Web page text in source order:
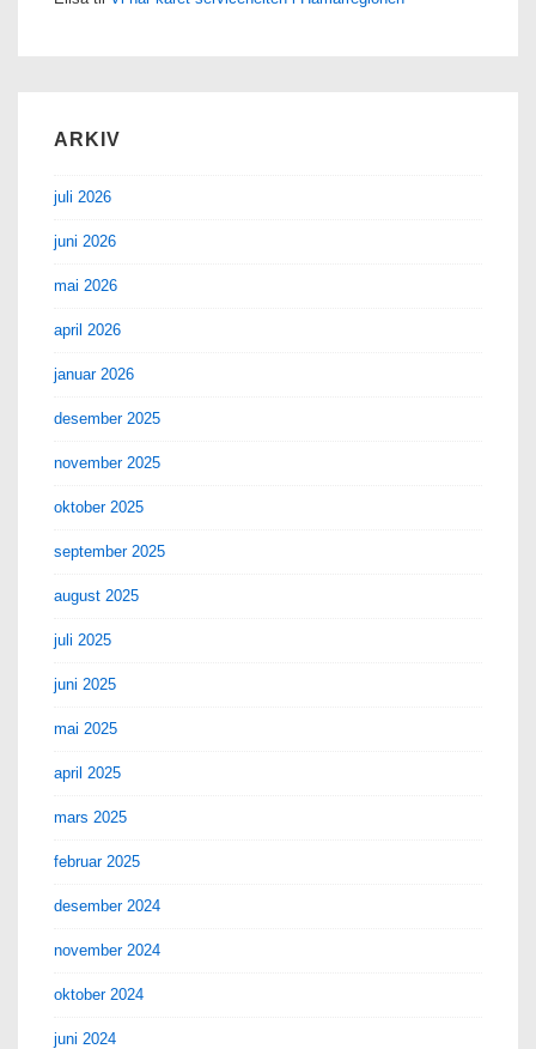
ARKIV
juli 2026
juni 2026
mai 2026
april 2026
januar 2026
desember 2025
november 2025
oktober 2025
september 2025
august 2025
juli 2025
juni 2025
mai 2025
april 2025
mars 2025
februar 2025
desember 2024
november 2024
oktober 2024
juni 2024